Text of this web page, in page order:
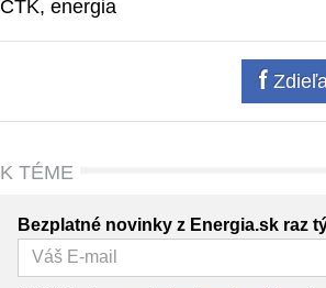
ČTK, energia
K TÉME
Bezplatné novinky z Energia.sk raz